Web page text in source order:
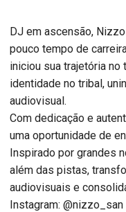
DJ em ascensão,
pouco tempo de
iniciou sua trajetória no
identidade no tribal,
audiovisual.
Com dedicação e
uma oportunidade de
Inspirado por grandes
além das pistas,
audiovisuais e
Instagram: @nizzo_san